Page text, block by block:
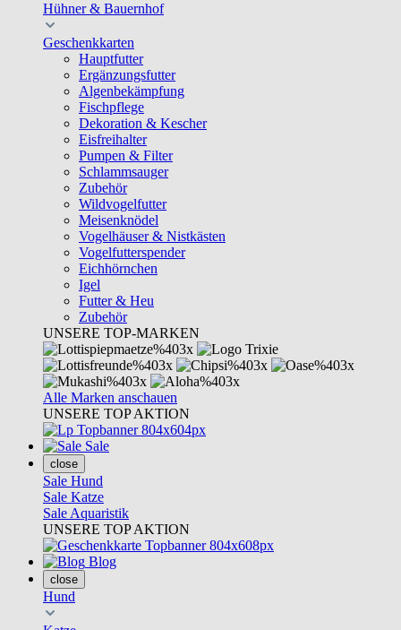
Hühner & Bauernhof
Geschenkkarten
Hauptfutter
Ergänzungsfutter
Algenbekämpfung
Fischpflege
Dekoration & Kescher
Eisfreihalter
Pumpen & Filter
Schlammsauger
Zubehör
Wildvogelfutter
Meisenknödel
Vogelhäuser & Nistkästen
Vogelfutterspender
Eichhörnchen
Igel
Futter & Heu
Zubehör
UNSERE TOP-MARKEN
Alle Marken anschauen
UNSERE TOP AKTION
Sale
close
Sale Hund
Sale Katze
Sale Aquaristik
UNSERE TOP AKTION
Blog
close
Hund